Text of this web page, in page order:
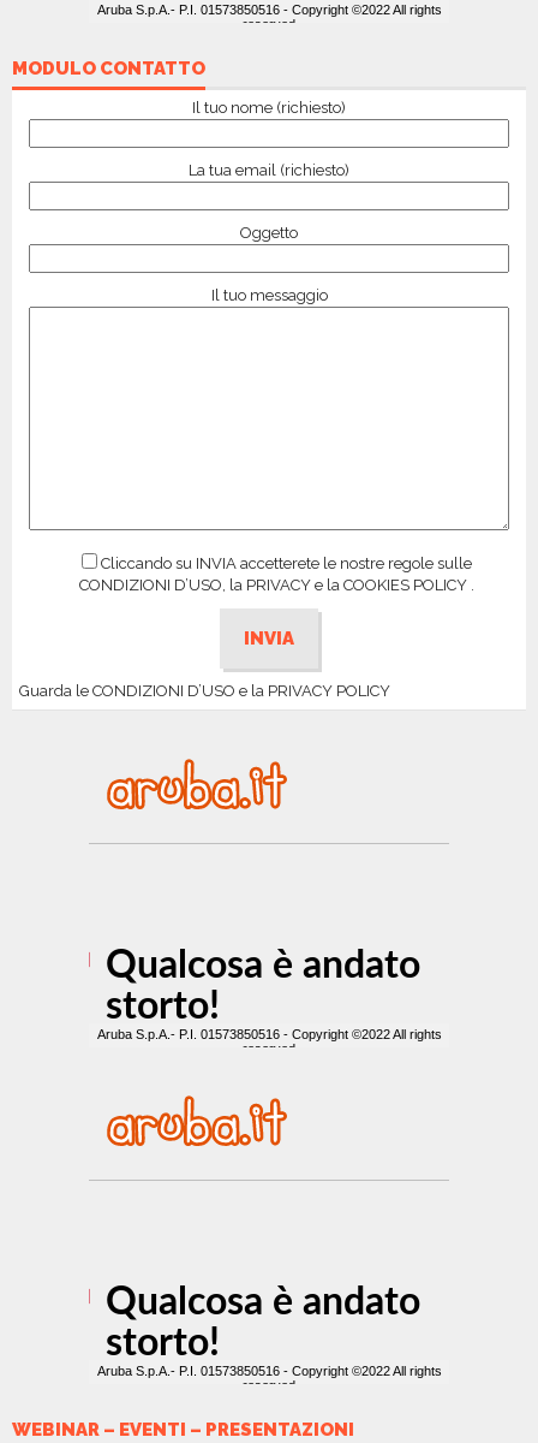
MODULO CONTATTO
Il tuo nome (richiesto)
La tua email (richiesto)
Oggetto
Il tuo messaggio
Cliccando su INVIA accetterete le nostre regole sulle
CONDIZIONI D’USO, la PRIVACY e la COOKIES POLICY .
Guarda le CONDIZIONI D’USO e la PRIVACY POLICY
WEBINAR – EVENTI – PRESENTAZIONI